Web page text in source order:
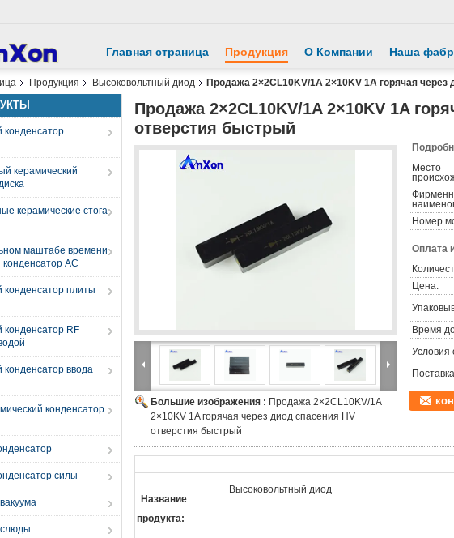
Главная страница Продукция О Компании Наша
Продукция Высоковольтный диод Продажа 2×2CL10KV/1A 2×10KV 1A горячая
конденсатор
керамический
керамические стога
маштабе времени
конденсатор AC
конденсатор плиты
конденсатор RF
конденсатор ввода
конденсатор
силы
слюды
Продажа 2×2CL10KV/1A 2×10KV 1A
отверстия быстрый
Большие изображения : Продажа 2×2CL10KV/1A
2×10KV 1A горячая через диод спасения HV
отверстия быстрый
Место
Номер
Оплата
Цена:
Время
Условия
Название
продукта:
Высоковольтный диод